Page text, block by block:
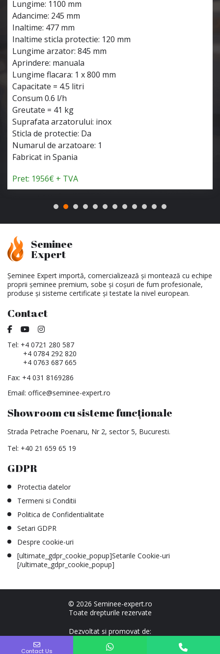
Lungime: 1100 mm
Adancime: 245 mm
Inaltime: 477 mm
Inaltime sticla protectie: 120 mm
Lungime arzator: 845 mm
Aprindere: manuala
Lungime flacara: 1 x 800 mm
Capacitate = 4.5 litri
Consum 0.6 l/h
Greutate = 41 kg
Suprafata arzatorului: inox
Sticla de protectie: Da
Numarul de arzatoare: 1
Fabricat in Spania
Pret: 1956€ + TVA
Seminee
Expert
Șeminee Expert importă, comercializează și montează cu echipe
proprii șeminee premium, sobe și coșuri de fum profesionale,
produse și sisteme certificate și testate la nivel european.
Contact
Tel: +4 0721 280 587
+4 0784 292 820
+4 0763 687 665
Fax: +4 031 8169286
Email: office@seminee-expert.ro
Showroom cu sisteme funcționale
Strada Petrache Poenaru, Nr 2, sector 5, Bucuresti.
Tel: +40 21 659 65 19
GDPR
Protectia datelor
Termeni si Conditii
Politica de Confidentialitate
Setari GDPR
Despre cookie-uri
[ultimate_gdpr_cookie_popup]Setarile Cookie-uri
[/ultimate_gdpr_cookie_popup]
© 2026 Seminee-expert.ro
Toate drepturile rezervate
Dezvoltat si promovat de:
Contact Us